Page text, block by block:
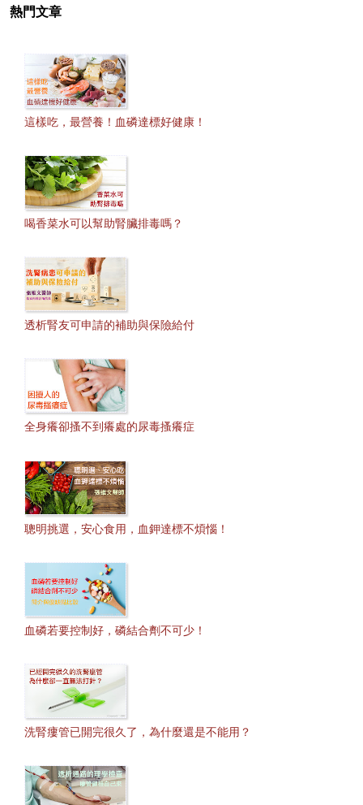
熱門文章
這樣吃，最營養！血磷達標好健康！
喝香菜水可以幫助腎臟排毒嗎？
透析腎友可申請的補助與保險給付
全身癢卻搔不到癢處的尿毒搔癢症
聰明挑選，安心食用，血鉀達標不煩惱！
血磷若要控制好，磷結合劑不可少！
洗腎瘻管已開完很久了，為什麼還是不能用？